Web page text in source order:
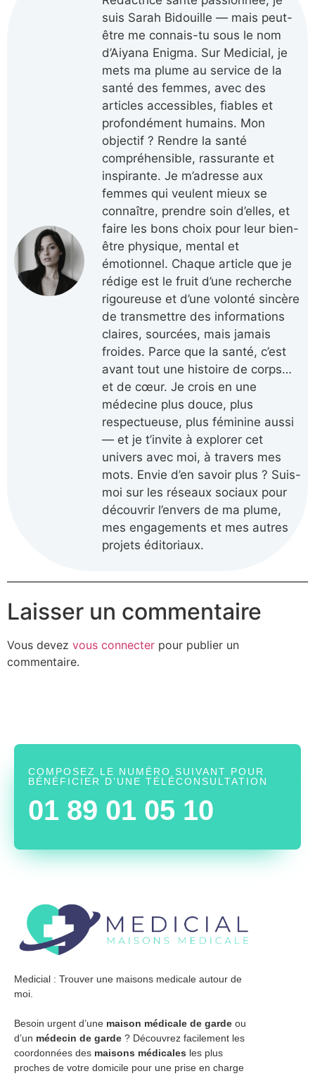
suis Sarah Bidouille — mais peut-
être me connais-tu sous le nom
d’Aiyana Enigma. Sur Medicial, je
mets ma plume au service de la
santé des femmes, avec des
articles accessibles, fiables et
profondément humains. Mon
objectif ? Rendre la santé
compréhensible, rassurante et
inspirante. Je m’adresse aux
femmes qui veulent mieux se
connaître, prendre soin d’elles, et
faire les bons choix pour leur bien-
être physique, mental et
émotionnel. Chaque article que je
rédige est le fruit d’une recherche
rigoureuse et d’une volonté sincère
de transmettre des informations
claires, sourcées, mais jamais
froides. Parce que la santé, c’est
avant tout une histoire de corps…
et de cœur. Je crois en une
médecine plus douce, plus
respectueuse, plus féminine aussi
— et je t’invite à explorer cet
univers avec moi, à travers mes
mots. Envie d’en savoir plus ? Suis-
moi sur les réseaux sociaux pour
découvrir l’envers de ma plume,
mes engagements et mes autres
projets éditoriaux.
Laisser un commentaire
Vous devez vous connecter pour publier un
commentaire.
COMPOSEZ LE NUMÉRO SUIVANT POUR
BÉNÉFICIER D’UNE TÉLÉCONSULTATION
01 89 01 05 10
Medicial : Trouver une maisons medicale autour de
moi.
Besoin urgent d’une maison médicale de garde ou
d’un médecin de garde ? Découvrez facilement les
coordonnées des maisons médicales les plus
proches de votre domicile pour une prise en charge